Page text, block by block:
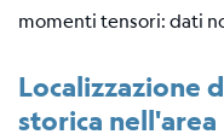
Tensore
scientifico
momenti tensori: dati
Localizzazione
storica nell'area